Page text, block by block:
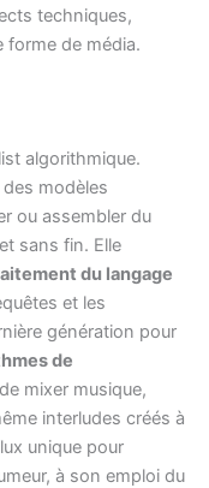
techniques,
forme de média.
algorithmique.
modèles
ou assembler du
sans fin. Elle
du langage
et les
génération pour
de
mixer musique,
interludes créés à
unique pour
à son emploi du